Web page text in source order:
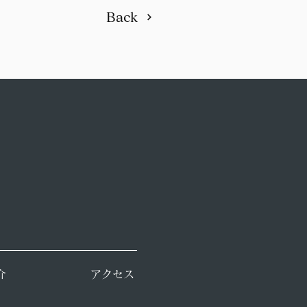
Back
アクセス